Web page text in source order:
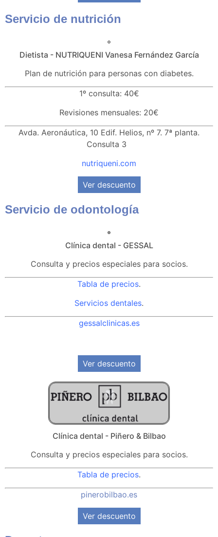
Servicio de nutrición
Dietista - NUTRIQUENI Vanesa Fernández García
Plan de nutrición para personas con diabetes.
1º consulta: 40€
Revisiones mensuales: 20€
Avda. Aeronáutica, 10 Edif. Helios, nº 7. 7ª planta.
Consulta 3
nutriqueni.com
Ver descuento
Servicio de odontología
Clínica dental - GESSAL
Consulta y precios especiales para socios.
Tabla de precios.
Servicios dentales.
gessalclinicas.es
Ver descuento
Clínica dental - Piñero & Bilbao
Consulta y precios especiales para socios.
Tabla de precios.
pinerobilbao.es
Ver descuento